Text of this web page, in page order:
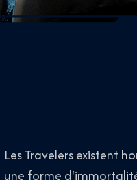
Les Travelers existent
une forme